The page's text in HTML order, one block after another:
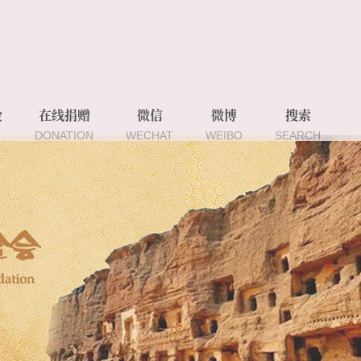
在线捐赠
DONATION
微信
WECHAT
微博
WEIBO
搜索
SEARCH